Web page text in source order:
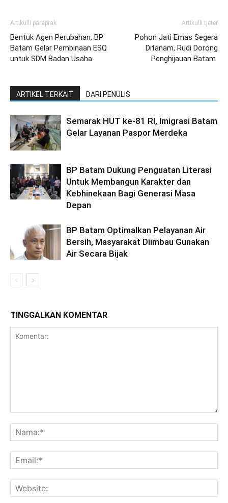
Artikulli paraprak
Bentuk Agen Perubahan, BP
Batam Gelar Pembinaan ESQ
untuk SDM Badan Usaha
Artikulli tjetër
Pohon Jati Emas Segera
Ditanam, Rudi Dorong
Penghijauan Batam
ARTIKEL TERKAIT DARI PENULIS
Semarak HUT ke-81 RI, Imigrasi Batam
Gelar Layanan Paspor Merdeka
BP Batam Dukung Penguatan Literasi
Untuk Membangun Karakter dan
Kebhinekaan Bagi Generasi Masa
Depan
BP Batam Optimalkan Pelayanan Air
Bersih, Masyarakat Diimbau Gunakan
Air Secara Bijak
TINGGALKAN KOMENTAR